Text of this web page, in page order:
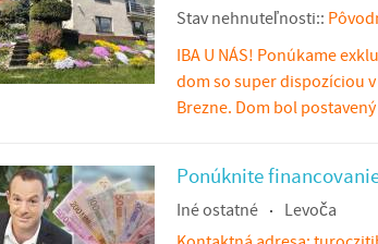
Stav nehnuteľnosti::
IBA U NÁS! Ponúkame
dom so super dispozíciou v
Brezne. Dom bol
Ponúknite
Iné ostatné
Levoča